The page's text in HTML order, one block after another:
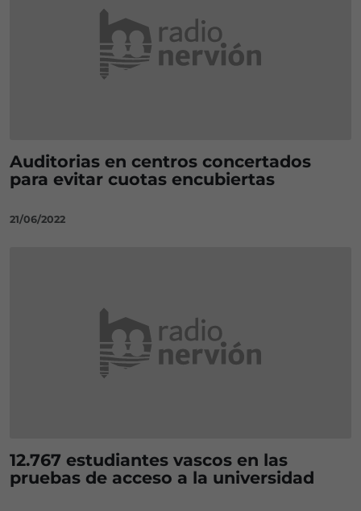
Auditorias en centros concertados
para evitar cuotas encubiertas
21/06/2022
12.767 estudiantes vascos en las
pruebas de acceso a la universidad